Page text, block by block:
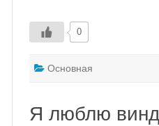
0
Основная
Я люблю